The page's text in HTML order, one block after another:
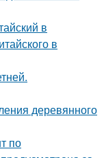
в
в
деревянного
по